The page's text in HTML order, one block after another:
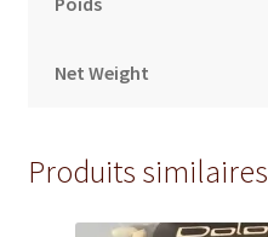
Net Weight
Produits similaires